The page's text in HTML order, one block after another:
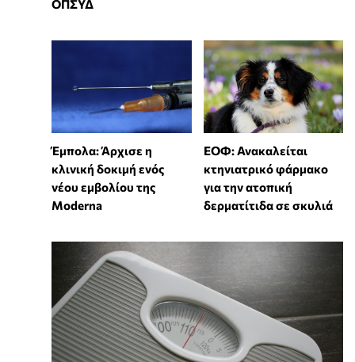
ΟΠΣΥΔ
Έμπολα: Άρχισε η
κλινική δοκιμή ενός
νέου εμβολίου της
Moderna
ΕΟΦ: Ανακαλείται
κτηνιατρικό φάρμακο
για την ατοπική
δερματίτιδα σε σκυλιά